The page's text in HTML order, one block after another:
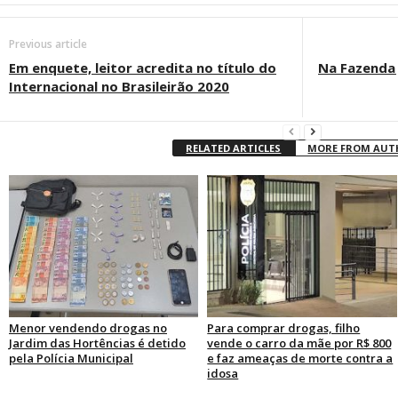
Previous article
Em enquete, leitor acredita no título do
Internacional no Brasileirão 2020
Na
RELATED ARTICLES MORE FROM
Menor vendendo drogas no
Jardim das Hortências é detido
pela Polícia Municipal
Para comprar drogas, filho
vende o carro da mãe por R$ 800
e faz ameaças de morte contra a
idosa